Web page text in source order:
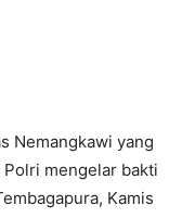
Nemangkawi yang
Polri mengelar bakti
Kamis